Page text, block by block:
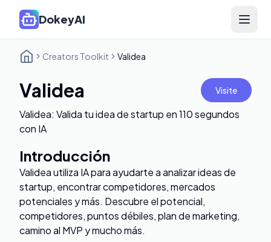
DokeyAI Open
Creators Toolkit Validea
Validea Visite
Validea: Valida tu idea de startup en 110 segundos
con IA
Introducción
Validea utiliza IA para ayudarte a analizar ideas de
startup, encontrar competidores, mercados
potenciales y más. Descubre el potencial,
competidores, puntos débiles, plan de marketing,
camino al MVP y mucho más.